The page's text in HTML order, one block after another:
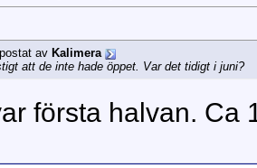
av Kalimera
att de inte hade öppet. Var det tidigt i juni?
första halvan. Ca